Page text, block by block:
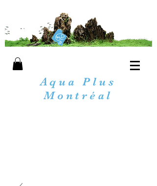
Aqua Plus
Montréal